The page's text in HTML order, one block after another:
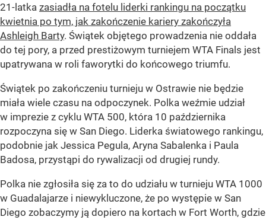
21-latka zasiadła na fotelu liderki rankingu na początku
kwietnia po tym, jak zakończenie kariery zakończyła
Ashleigh Barty. Świątek objętego prowadzenia nie oddała
do tej pory, a przed prestiżowym turniejem WTA Finals jest
upatrywana w roli faworytki do końcowego triumfu.
Świątek po zakończeniu turnieju w Ostrawie nie będzie
miała wiele czasu na odpoczynek. Polka weźmie udział
w imprezie z cyklu WTA 500, która 10 października
rozpoczyna się w San Diego. Liderka światowego rankingu,
podobnie jak Jessica Pegula, Aryna Sabalenka i Paula
Badosa, przystąpi do rywalizacji od drugiej rundy.
Polka nie zgłosiła się za to do udziału w turnieju WTA 1000
w Guadalajarze i niewykluczone, że po występie w San
Diego zobaczymy ją dopiero na kortach w Fort Worth, gdzie